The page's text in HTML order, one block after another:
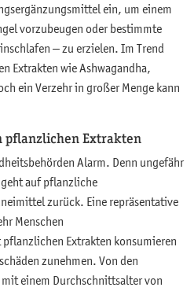
ein, um einem
vorzubeugen oder bestimmte
– zu erzielen. Im Trend
Extrakten wie Ashwagandha,
ein Verzehr in großer Menge kann
pflanzlichen Extrakten
Alarm. Denn ungefähr
auf pflanzliche
zurück. Eine repräsentative
Menschen
Extrakten konsumieren
zunehmen. Von den
einem Durchschnittsalter von